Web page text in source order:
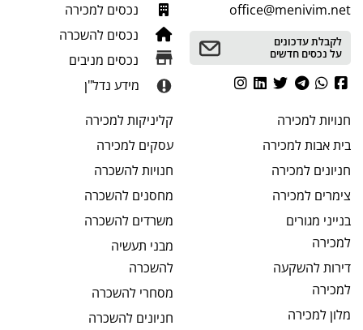
office@menivim.net
לקבלת עדכונים
על נכסים חדשים
נכסים למכירה
נכסים להשכרה
נכסים מניבים
מידע נדל"ן
חנויותלמכירה
בית אבותלמכירה
חניונים למכירה
צימרים למכירה
בנייני מגורים
למכירה
דירות להשקעה
למכירה
מלון למכירה
קליניקותלמכירה
עסקים למכירה
חנויותלהשכרה
מחסנים להשכרה
משרדים להשכרה
מבני תעשיה
להשכרה
מסחרי להשכרה
חניונים להשכרה